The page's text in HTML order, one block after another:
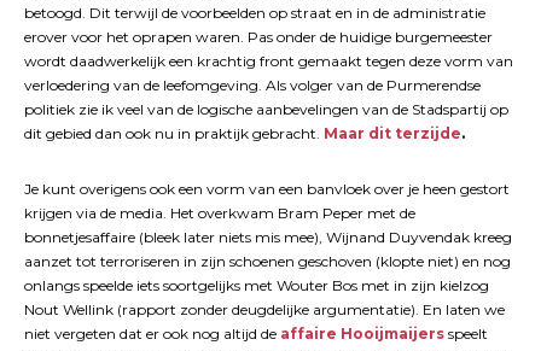
betoogd. Dit terwijl de voorbeelden op straat en in de administratie
erover voor het oprapen waren. Pas onder de huidige burgemeester
wordt daadwerkelijk een krachtig front gemaakt tegen deze vorm van
verloedering van de leefomgeving. Als volger van de Purmerendse
politiek zie ik veel van de logische aanbevelingen van de Stadspartij op
dit gebied dan ook nu in praktijk gebracht. Maar dit terzijde.
Je kunt overigens ook een vorm van een banvloek over je heen gestort
krijgen via de media. Het overkwam Bram Peper met de
bonnetjesaffaire (bleek later niets mis mee), Wijnand Duyvendak kreeg
aanzet tot terroriseren in zijn schoenen geschoven (klopte niet) en nog
onlangs speelde iets soortgelijks met Wouter Bos met in zijn kielzog
Nout Wellink (rapport zonder deugdelijke argumentatie). En laten we
niet vergeten dat er ook nog altijd de affaire Hooijmaijers speelt